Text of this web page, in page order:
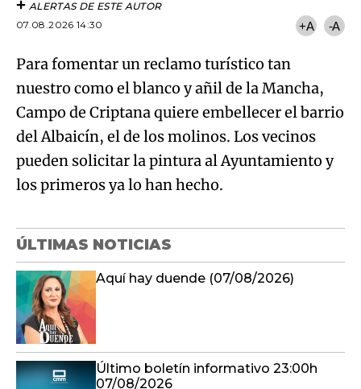
ALERTAS DE ESTE AUTOR
07.08.2026 14:30
+A -A
Para fomentar un reclamo turístico tan
nuestro como el blanco y añil de la Mancha,
Campo de Criptana quiere embellecer el barrio
del Albaicín, el de los molinos. Los vecinos
pueden solicitar la pintura al Ayuntamiento y
los primeros ya lo han hecho.
ÚLTIMAS NOTICIAS
Aquí hay duende (07/08/2026)
Último boletín informativo 23:00h
07/08/2026